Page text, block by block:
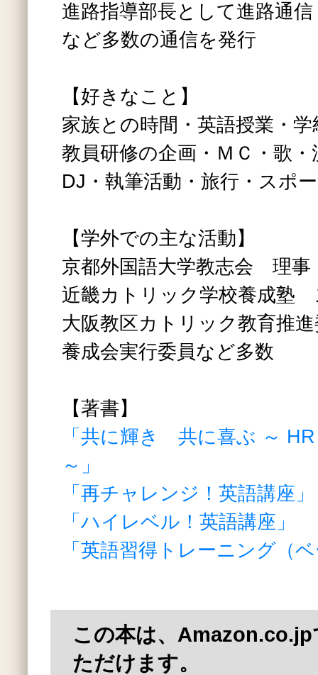
進路指導部長として進路通
など多数の通信を発行
【好きなこと】
家族との時間・英語授業・学
教員研修の企画・ＭＣ・歌・
DJ・執筆活動・旅行・スポ
【学外での主な活動】
京都外国語大学教志会 理事
近畿カトリック学校養成塾
大阪教区カトリック教育推
養成会実行委員など多数
【著書】
「共に輝き 共に喜ぶ ～ HR
～」
「再チャレンジ！英語講座」
「ハイレベル！英語講座」
「英語習得トレーニング（
この本は、
ただけます。